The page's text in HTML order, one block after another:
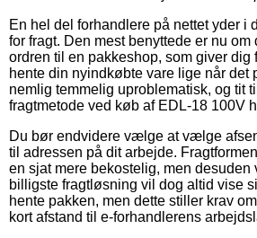
En hel del forhandlere på nettet yder i
for fragt. Den mest benyttede er nu om
ordren til en pakkeshop, som giver dig
hente din nyindkøbte vare lige når det
nemlig temmelig uproblematisk, og tit
fragtmetode ved køb af EDL-18 100V
Du bør endvidere vælge at vælge
til adressen på dit arbejde.
en sjat mere bekostelig, men
billigste fragtløsning vil dog altid vise
hente pakken, men dette stiller krav
kort afstand til e-forhandlerens